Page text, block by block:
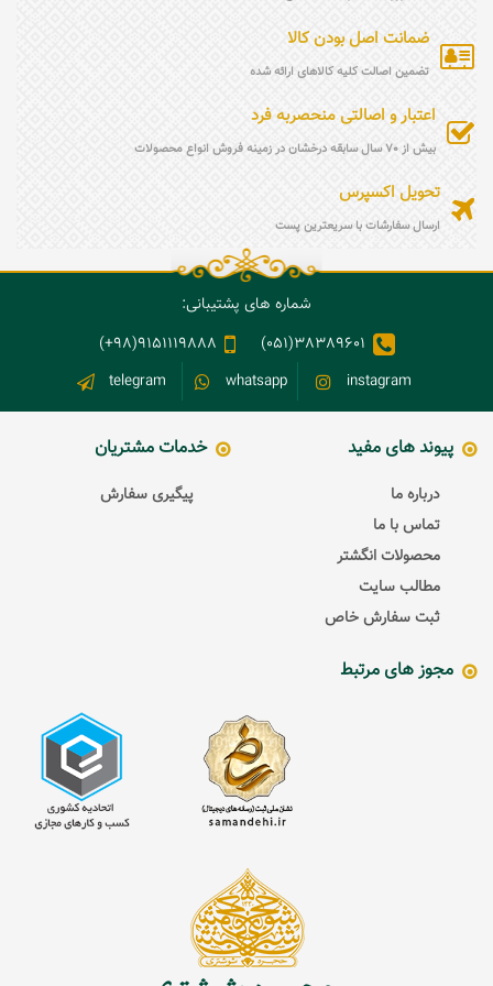
ضمانت اصل بودن کالا
تضمین اصالت کلیه کالاهای ارائه شده
اعتبار و اصالتی منحصربه فرد
بیش از 70 سال سابقه درخشان در زمینه فروش انواع محصولات
تحویل اکسپرس
ارسال سفارشات با سریعترین پست
شماره های پشتیبانی:
38389601(051)
9151119888(98+)
instagram
whatsapp
telegram
پیوند های مفید
درباره ما
تماس با ما
محصولات انگشتر
مطالب سایت
ثبت سفارش خاص
خدمات مشتریان
پیگیری سفارش
مجوز های مرتبط